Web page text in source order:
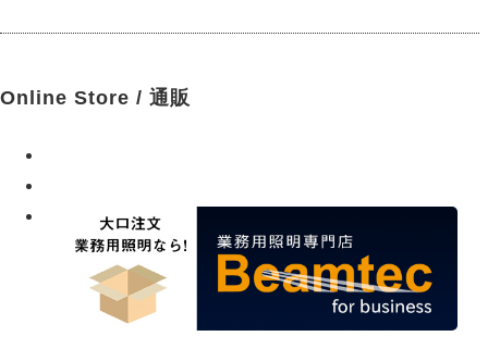
Online Store / 通販